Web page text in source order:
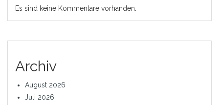
Es sind keine Kommentare vorhanden.
Archiv
August 2026
Juli 2026